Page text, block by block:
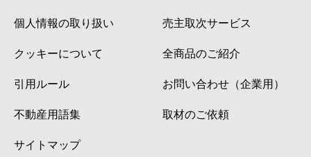
個人情報の取り扱い
クッキーについて
引用ルール
不動産用語集
サイトマップ
売主取次サービス
全商品のご紹介
お問い合わせ（企業用）
取材のご依頼